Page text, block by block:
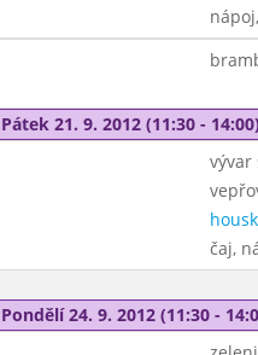
Pátek 21. 9. 2012 (11:30 -
vývar
čaj,
Pondělí 24. 9. 2012 (11:30 -